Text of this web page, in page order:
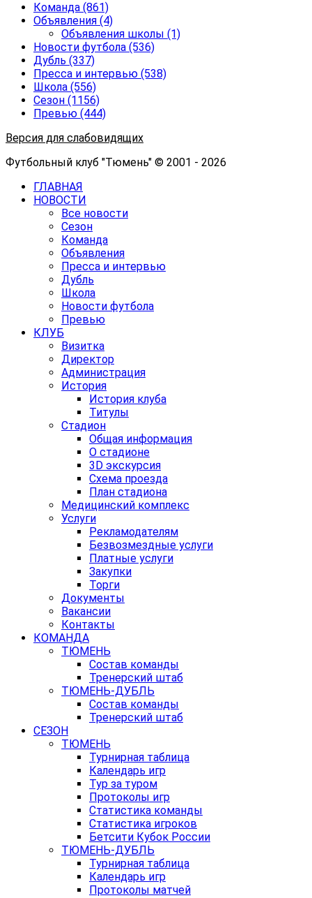
Команда (861)
Объявления (4)
Объявления школы (1)
Новости футбола (536)
Дубль (337)
Пресса и интервью (538)
Школа (556)
Сезон (1156)
Превью (444)
Версия для слабовидящих
Футбольный клуб "Тюмень" © 2001 - 2026
ГЛАВНАЯ
НОВОСТИ
Все новости
Сезон
Команда
Объявления
Пресса и интервью
Дубль
Школа
Новости футбола
Превью
КЛУБ
Визитка
Директор
Администрация
История
История клуба
Титулы
Стадион
Общая информация
О стадионе
3D экскурсия
Схема проезда
План стадиона
Медицинский комплекс
Услуги
Рекламодателям
Безвозмездные услуги
Платные услуги
Закупки
Торги
Документы
Вакансии
Контакты
КОМАНДА
ТЮМЕНЬ
Состав команды
Тренерский штаб
ТЮМЕНЬ-ДУБЛЬ
Состав команды
Тренерский штаб
СЕЗОН
ТЮМЕНЬ
Турнирная таблица
Календарь игр
Тур за туром
Протоколы игр
Статистика команды
Статистика игроков
Бетсити Кубок России
ТЮМЕНЬ-ДУБЛЬ
Турнирная таблица
Календарь игр
Протоколы матчей